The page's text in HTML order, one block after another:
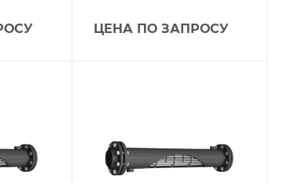
ЦЕНА ПО ЗАПРОСУ